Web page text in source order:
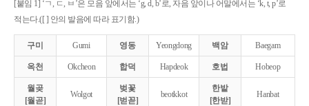
[붙임 1] ‘ㄱ, ㄷ, ㅂ’은 모음 앞에서는 ‘g, d, b’로, 자음 앞이나 어말에서는 ‘k, t, p’로
적는다.([ ] 안의 발음에 따라 표기함.)
구미 Gumi 영동 Yeongdong 백암 Baegam
옥천 Okcheon 합덕 Hapdeok 호법 Hobeop
월곶
[월곧]
Wolgot
벚꽃
[벋꼳]
beotkkot
한밭
[한받]
Hanbat